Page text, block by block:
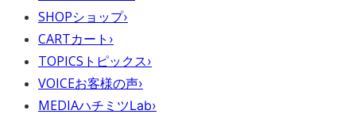
SHOPショップ›
CARTカート ›
TOPICS トピックス›
VOICEお客様の声›
MEDIAハチミツLab›